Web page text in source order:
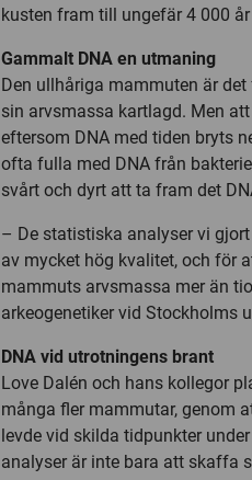
kusten fram till ungefär 4 000 år
Gammalt DNA en utmaning
Den ullhåriga mammuten är
sin arvsmassa kartlagd. Men
eftersom DNA med tiden bryts
ofta fulla med DNA från
svårt och dyrt att ta fram det
– De statistiska analyser vi
av mycket hög kvalitet, och för
mammuts arvsmassa mer än
arkeogenetiker vid Stockholms
DNA vid utrotningens brant
Love Dalén och hans kollegor
många fler mammutar, genom
levde vid skilda tidpunkter
analyser är inte bara att skaffa